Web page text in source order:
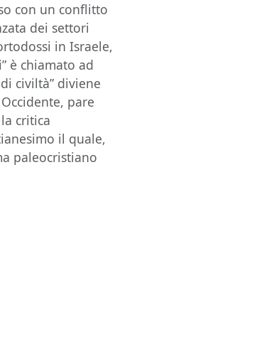
con un conflitto
dei settori
in Israele,
è chiamato ad
civiltà” diviene
pare
critica
il quale,
paleocristiano